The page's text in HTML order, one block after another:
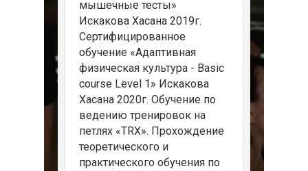
мышечные тесты»
Искакова Хасана 2019г.
Сертифицированное
обучение «Адаптивная
физическая культура - Basic
course Level 1» Искакова
Хасана 2020г. Обучение по
ведению тренировок на
петлях «TRX». Прохождение
теоретического и
практического обучения по